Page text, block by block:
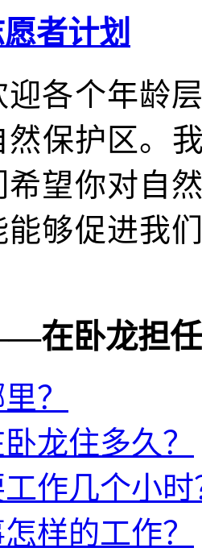
者计划
迎各个年龄
然保护区。
希望你对自
能够促进我
在卧龙担
？
龙住多久？
作几个小时
样的工作？